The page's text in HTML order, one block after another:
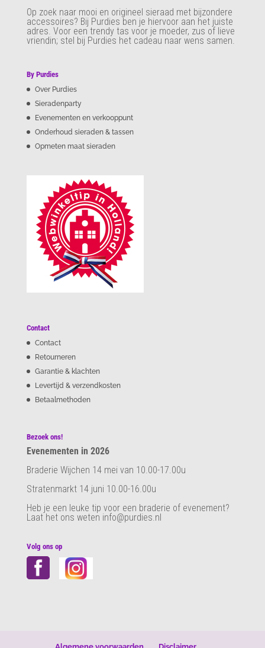
Op zoek naar mooi en origineel sieraad met bijzondere
accessoires? Bij Purdies ben je hiervoor aan het juiste
adres. Voor een trendy tas voor je moeder, zus of lieve
vriendin; stel bij Purdies het cadeau naar wens samen.
By Purdies
Over Purdies
Sieradenparty
Evenementen en verkooppunt
Onderhoud sieraden & tassen
Opmeten maat sieraden
Contact
Contact
Retourneren
Garantie & klachten
Levertijd & verzendkosten
Betaalmethoden
Bezoek ons!
Evenementen in 2026
Braderie Wijchen 14 mei van 10.00-17.00u
Stratenmarkt 14 juni 10.00-16.00u
Heb je een leuke tip voor een braderie of evenement?
Laat het ons weten info@purdies.nl
Volg ons op